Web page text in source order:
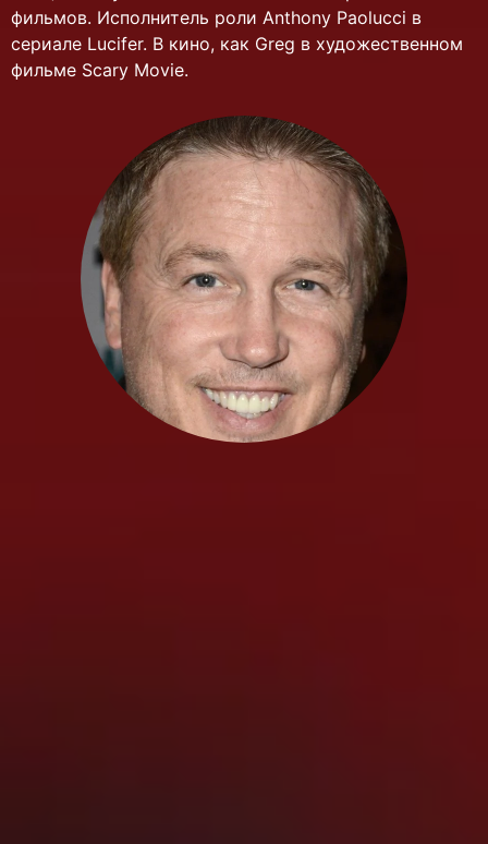
фильмов. Исполнитель роли Anthony Paolucci в
сериале Lucifer. В кино, как Greg в художественном
фильме Scary Movie.